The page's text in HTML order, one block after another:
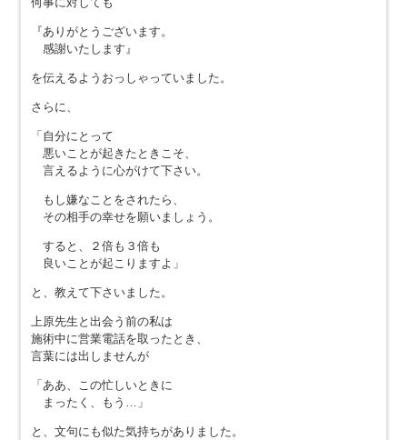
『ありがとうございます。
感謝いたします』
を伝えるようおっしゃっていました。
さらに、
「自分にとって
悪いことが起きたときこそ、
言えるように心がけて下さい。
もし嫌なことをされたら、
その相手の幸せを願いましょう。
すると、２倍も３倍も
良いことが起こりますよ」
と、教えて下さいました。
上原先生と出会う前の私は
施術中に営業電話を取ったとき、
言葉には出しませんが
「ああ、この忙しいときに
まったく、もう…」
と、文句にも似た気持ちがありました。